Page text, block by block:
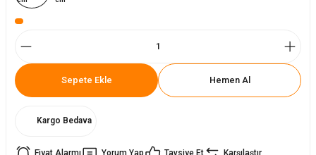
Sepete Ekle Hemen Al
Kargo Bedava
Fiyat Alarmı Yorum Yap Tavsiye Et Karşılaştır